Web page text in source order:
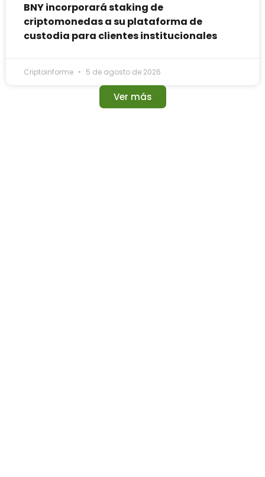
BNY incorporará staking de
criptomonedas a su plataforma de
custodia para clientes institucionales
Criptoinforme 5 de agosto de 2026
Ver más